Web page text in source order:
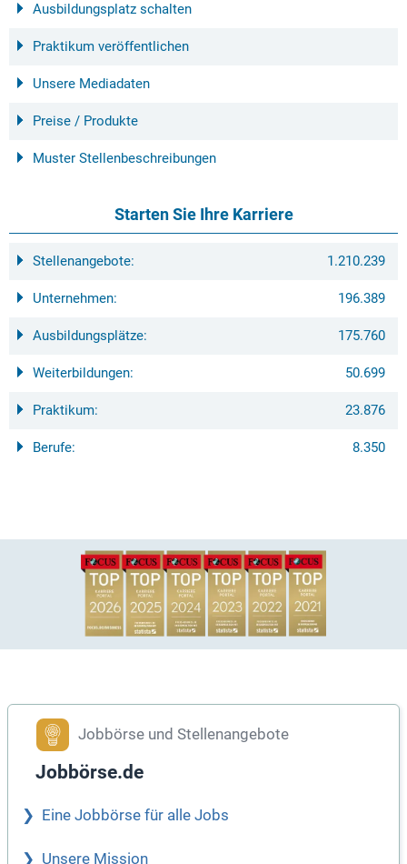
Ausbildungsplatz schalten
Praktikum veröffentlichen
Unsere Mediadaten
Preise / Produkte
Muster Stellenbeschreibungen
Starten Sie Ihre Karriere
Stellenangebote: 1.210.239
Unternehmen: 196.389
Ausbildungsplätze: 175.760
Weiterbildungen: 50.699
Praktikum: 23.876
Berufe: 8.350
Jobbörse und Stellenangebote
Jobbörse.de
Eine Jobbörse für alle Jobs
Unsere Mission